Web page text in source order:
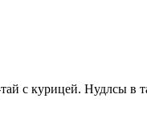
с курицей. Нудлсы в